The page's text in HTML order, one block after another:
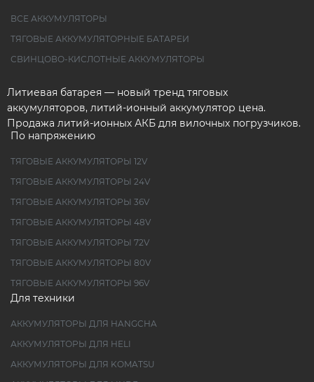
ВСЕ АККУМУЛЯТОРЫ
ТЯГОВЫЕ АККУМУЛЯТОРНЫЕ БАТАРЕИ
СВИНЦОВО-КИСЛОТНЫЕ АККУМУЛЯТОРЫ
Литиевая батарея — новый тренд тяговых
аккумуляторов, литий-ионный аккумулятор цена.
Продажа литий-ионных АКБ для вилочных погрузчиков.
По напряжению
ТЯГОВЫЕ АККУМУЛЯТОРЫ 12V
ТЯГОВЫЕ АККУМУЛЯТОРЫ 24V
ТЯГОВЫЕ АККУМУЛЯТОРЫ 36V
ТЯГОВЫЕ АККУМУЛЯТОРЫ 48V
ТЯГОВЫЕ АККУМУЛЯТОРЫ 72V
ТЯГОВЫЕ АККУМУЛЯТОРЫ 80V
ТЯГОВЫЕ АККУМУЛЯТОРЫ 96V
Для техники
АККУМУЛЯТОРЫ ДЛЯ HANGCHA
АККУМУЛЯТОРЫ ДЛЯ HELI
АККУМУЛЯТОРЫ ДЛЯ KOMATSU